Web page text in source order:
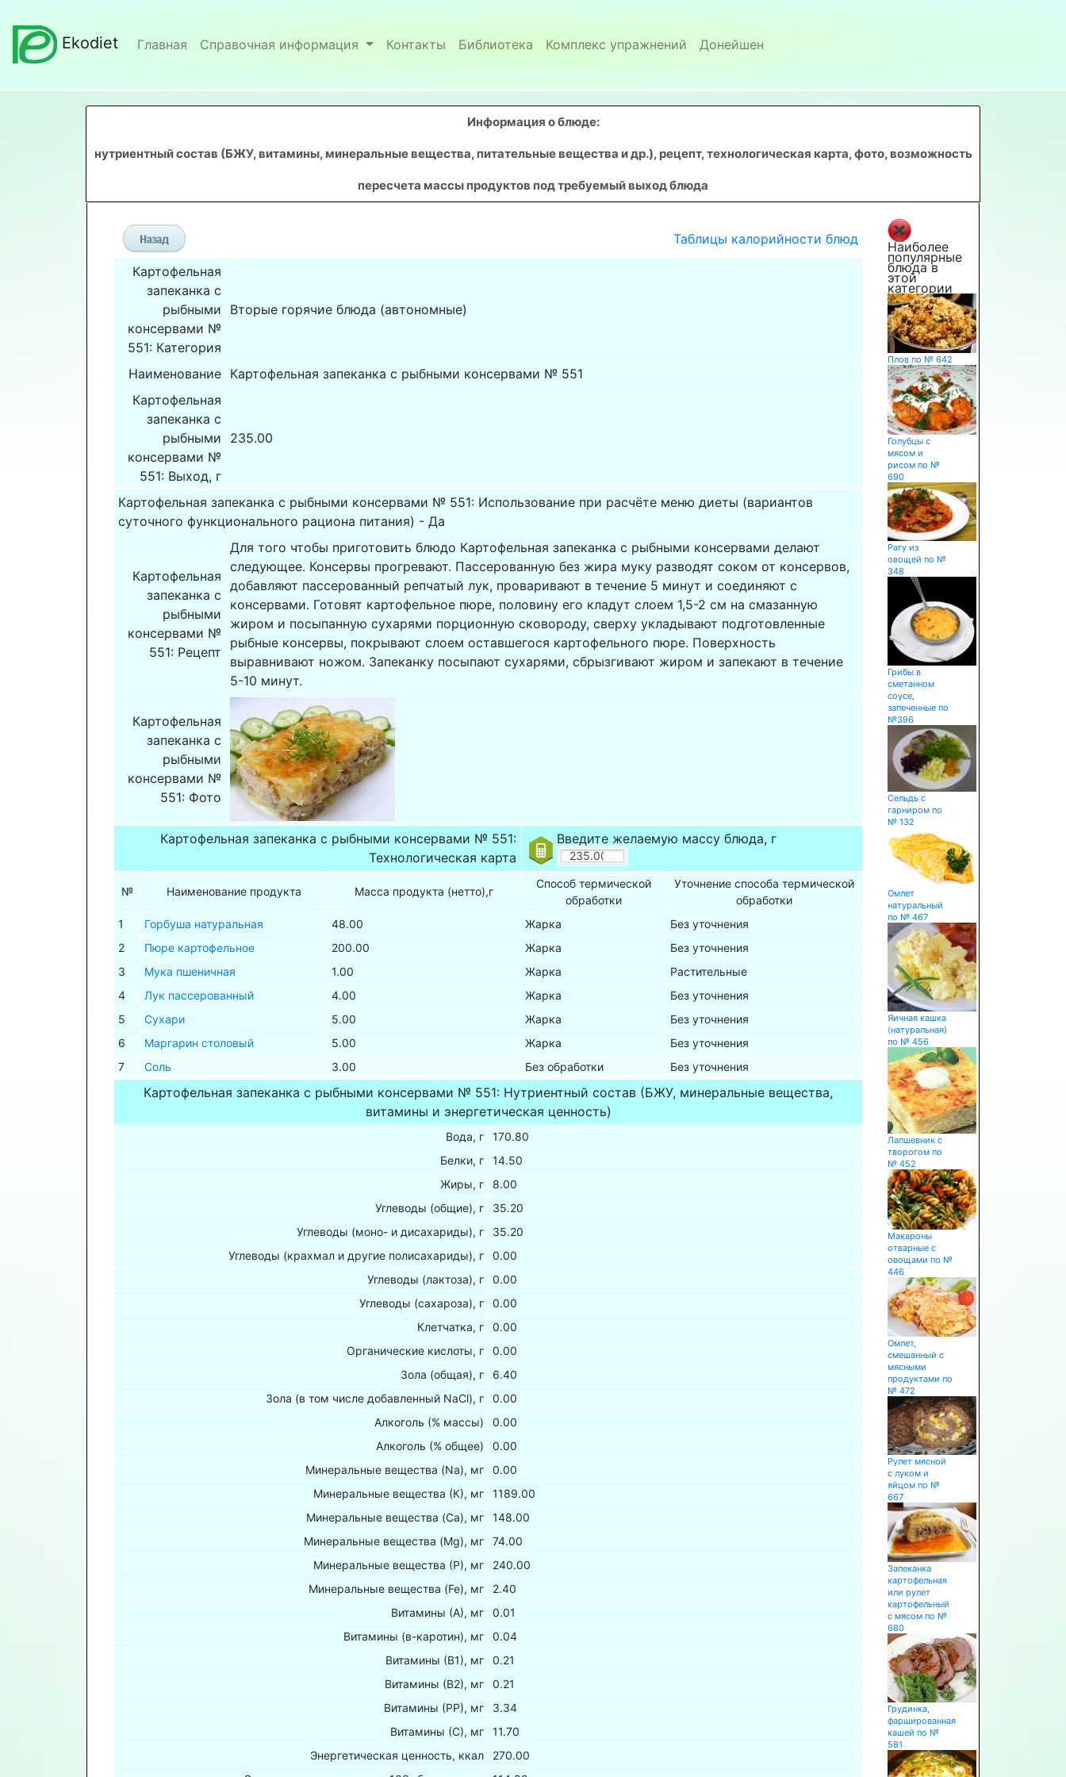
Ekodiet Главная Справочная информация Контакты Библиотека Комплекс упражнений Донейшен
Информация о блюде:
нутриентный состав (БЖУ, витамины, минеральные вещества, питательные вещества и др.), рецепт, технологическая карта, фото, возможность
пересчета массы продуктов под требуемый выход блюда
Таблицы калорийности блюд
Картофельная
запеканка с
рыбными
консервами №
551: Категория
Вторые горячие блюда (автономные)
Наименование Картофельная запеканка с рыбными консервами № 551
Картофельная
запеканка с
рыбными
консервами №
551: Выход, г
235.00
Картофельная запеканка с рыбными консервами № 551: Использование при расчёте меню диеты (вариантов
суточного функционального рациона питания) - Да
Картофельная
запеканка с
рыбными
консервами №
551: Рецепт
Для того чтобы приготовить блюдо Картофельная запеканка с рыбными консервами делают
следующее. Консервы прогревают. Пассерованную без жира муку разводят соком от консервов,
добавляют пассерованный репчатый лук, проваривают в течение 5 минут и соединяют с
консервами. Готовят картофельное пюре, половину его кладут слоем 1,5-2 см на смазанную
жиром и посыпанную сухарями порционную сковороду, сверху укладывают подготовленные
рыбные консервы, покрывают слоем оставшегося картофельного пюре. Поверхность
выравнивают ножом. Запеканку посыпают сухарями, сбрызгивают жиром и запекают в течение
5-10 минут.
Картофельная
запеканка с
рыбными
консервами №
551: Фото
Картофельная запеканка с рыбными консервами № 551:
Технологическая карта
Введите желаемую массу блюда, г
№ Наименование продукта Масса продукта (нетто),г
Способ термической
обработки
Уточнение способа термической
обработки
1
Горбуша натуральная 48.00 Жарка
Без уточнения
2
Пюре картофельное 200.00 Жарка
Без уточнения
3
Мука пшеничная 1.00 Жарка
Растительные
4
Лук пассерованный 4.00 Жарка
Без уточнения
5
Сухари 5.00 Жарка
Без уточнения
6
Маргарин столовый 5.00 Жарка
Без уточнения
7
Соль 3.00 Без обработки Без уточнения
Картофельная запеканка с рыбными консервами № 551: Нутриентный состав (БЖУ, минеральные вещества,
витамины и энергетическая ценность)
Вода, г
170.80
Белки, г
14.50
Жиры, г
8.00
Углеводы (общие), г
35.20
Углеводы (моно- и дисахариды), г
35.20
Углеводы (крахмал и другие полисахариды), г
0.00
Углеводы (лактоза), г
0.00
Углеводы (сахароза), г
0.00
Клетчатка, г
0.00
Органические кислоты, г
0.00
Зола (общая), г
6.40
Зола (в том числе добавленный NaCl), г
0.00
Алкоголь (% массы)
0.00
Алкоголь (% общее)
0.00
Минеральные вещества (Na), мг
0.00
Минеральные вещества (К), мг
1189.00
Минеральные вещества (Са), мг
148.00
Минеральные вещества (Mg), мг
74.00
Минеральные вещества (Р), мг
240.00
Минеральные вещества (Fe), мг
2.40
Витамины (А), мг
0.01
Витамины (в-каротин), мг
0.04
Витамины (В1), мг
0.21
Витамины (В2), мг
0.21
Витамины (РР), мг
3.34
Витамины (С), мг
11.70
Энергетическая ценность, ккал
270.00
Наиболее
популярные
блюда в
этой
категории
Плов по № 642
Голубцы с
мясом и
рисом по №
690
Рагу из
овощей по №
348
Грибы в
сметанном
соусе,
запеченные по
№396
Сельдь с
гарниром по
№ 132
Омлет
натуральный
по № 467
Яичная кашка
(натуральная)
по № 456
Лапшевник с
творогом по
№ 452
Макароны
отварные с
овощами по №
446
Омлет,
смешанный с
мясными
продуктами по
№ 472
Рулет мясной
с луком и
яйцом по №
667
Запеканка
картофельная
или рулет
картофельный
с мясом по №
680
Грудинка,
фаршированная
кашей по №
581